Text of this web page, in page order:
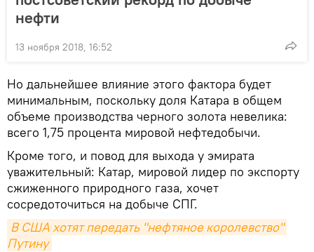
нефти
13 ноября 2018, 16:52
Но дальнейшее влияние этого фактора будет
минимальным, поскольку доля Катара в общем
объеме производства черного золота невелика:
всего 1,75 процента мировой нефтедобычи.
Кроме того, и повод для выхода у эмирата
уважительный: Катар, мировой лидер по экспорту
сжиженного природного газа, хочет
сосредоточиться на добыче СПГ.
В США хотят передать "нефтяное королевство"
Путину